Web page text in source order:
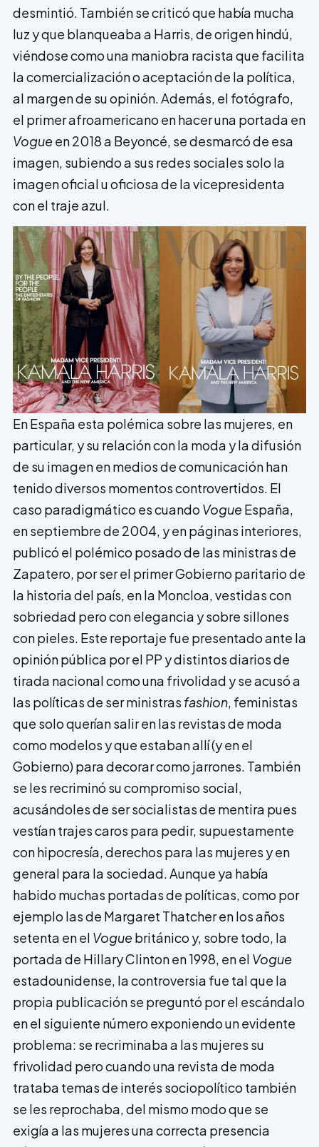
desmintió. También se criticó que había mucha
luz y que blanqueaba a Harris, de origen hindú,
viéndose como una maniobra racista que facilita
la comercialización o aceptación de la política,
al margen de su opinión. Además, el fotógrafo,
el primer afroamericano en hacer una portada en
Vogueen 2018 a Beyoncé, se desmarcó de esa
imagen, subiendo a sus redes sociales solo la
imagen oficial u oficiosa de la vicepresidenta
con el traje azul.
En España esta polémica sobre las mujeres, en
particular, y su relación con la moda y la difusión
de su imagen en medios de c­omunicación han
tenido diversos momentos controvertidos. El
caso paradigmático es cuando VogueEspaña,
en septiembre de 2004, y en páginas interiores,
publicó el polémico posado de las ministras de
Zapatero, por ser el primer Gobierno paritario de
la historia del país, en la Moncloa, vestidas con
sobriedad pero con elegancia y sobre sillones
con pieles. Este reportaje fue presentado ante la
opinión pública por el PP y distintos diarios de
tirada nacional como una f­rivolidad y se acusó a
las políticas de ser ministras fashion, feministas
que solo querían salir en las revistas de moda
como modelos y que estaban allí (y en el
Gobierno) para decorar como jarrones. También
se les recriminó su compromiso social,
acusándoles de ser socialistas de mentira pues
vestían trajes caros para pedir, supuestament­e
con hipocresía­, derechos para las mujeres y en
general para la sociedad. Aunque ya había
habido muchas portadas de políticas, como por
ejemplo las de Margaret Thatcher en los años
setenta en el Voguebritánico y, sobre todo, la
portada de Hillary Clinton en 1998, en el Vogue
estadounidense, la controversia fue tal que la
propia publicación se preguntó por el escándalo
en el siguiente número exponiendo un evidente
problema: se recriminaba a las mujeres su
frivolidad pero cuando una revista de moda
trataba temas de interés sociopolítico también
se les reprochaba, del mismo modo que se
exigía a las mujeres una correcta presencia